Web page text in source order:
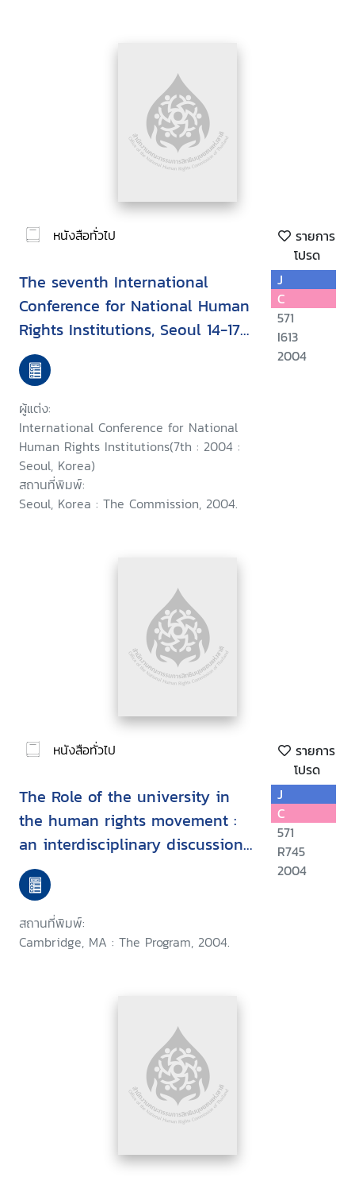
หนังสือทั่วไป
รายการ
โปรด
The seventh International
Conference for National Human
Rights Institutions, Seoul 14-17
September 2004 : Upholding
human rights during conflict
and while countering terrorism
ผู้แต่ง:
International Conference for National
Human Rights Institutions(7th : 2004 :
Seoul, Korea)
สถานที่พิมพ์:
Seoul, Korea : The Commission, 2004.
J
C
571
I613
2004
หนังสือทั่วไป
รายการ
โปรด
The Role of the university in
the human rights movement :
an interdisciplinary discussion
held at Harvard Law School,
September 1999
สถานที่พิมพ์:
Cambridge, MA : The Program, 2004.
J
C
571
R745
2004